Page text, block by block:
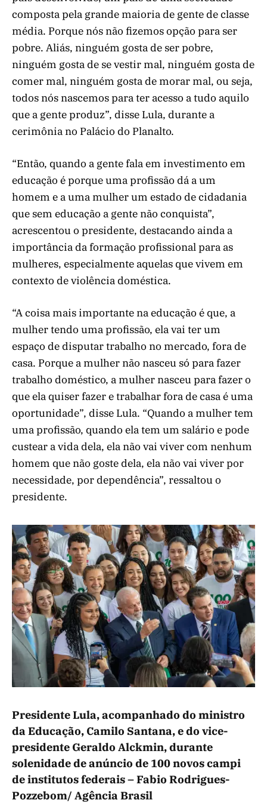
composta pela grande maioria de gente de classe
média. Porque nós não fizemos opção para ser
pobre. Aliás, ninguém gosta de ser pobre,
ninguém gosta de se vestir mal, ninguém gosta de
comer mal, ninguém gosta de morar mal, ou seja,
todos nós nascemos para ter acesso a tudo aquilo
que a gente produz”, disse Lula, durante a
cerimônia no Palácio do Planalto.
“Então, quando a gente fala em investimento em
educação é porque uma profissão dá a um
homem e a uma mulher um estado de cidadania
que sem educação a gente não conquista”,
acrescentou o presidente, destacando ainda a
importância da formação profissional para as
mulheres, especialmente aquelas que vivem em
contexto de violência doméstica.
“A coisa mais importante na educação é que, a
mulher tendo uma profissão, ela vai ter um
espaço de disputar trabalho no mercado, fora de
casa. Porque a mulher não nasceu só para fazer
trabalho doméstico, a mulher nasceu para fazer o
que ela quiser fazer e trabalhar fora de casa é uma
oportunidade”, disse Lula. “Quando a mulher tem
uma profissão, quando ela tem um salário e pode
custear a vida dela, ela não vai viver com nenhum
homem que não goste dela, ela não vai viver por
necessidade, por dependência”, ressaltou o
presidente.
Presidente Lula, acompanhado do ministro
da Educação, Camilo Santana, e do vice-
presidente Geraldo Alckmin, durante
solenidade de anúncio de 100 novos campi
de institutos federais –Fabio Rodrigues-
Pozzebom/ Agência Brasil